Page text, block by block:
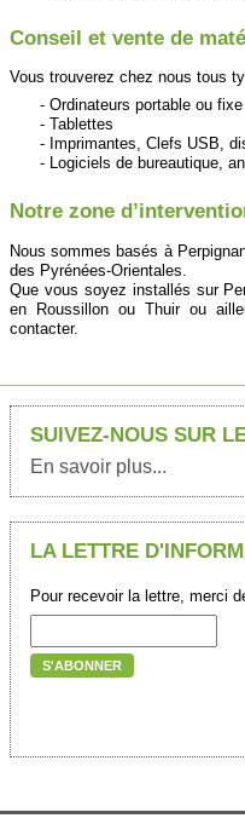
Conseil et vente de
Vous trouverez chez nous tous
Ordinateurs portable ou fixe
Tablettes
Imprimantes, Clefs USB,
Logiciels de bureautique,
Notre zone
Nous sommes basés à
des Pyrénées-Orientales.
Que vous soyez installés sur
en Roussillon ou Thuir ou
contacter.
SUIVEZ-NOUS SUR
En savoir plus...
LA LETTRE
Pour recevoir la lettre, merci
S'ABONNER